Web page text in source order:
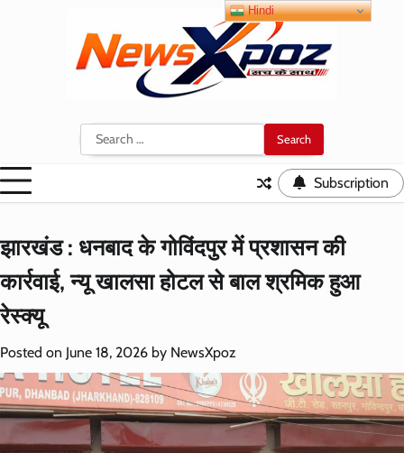
Search
for:
Subscription
झारखंड : धनबाद के गोविंदपुर में प्रशासन की
कार्रवाई, न्यू खालसा होटल से बाल श्रमिक हुआ
रेस्क्यू
Posted on June 18, 2026 by NewsXpoz
Hindi